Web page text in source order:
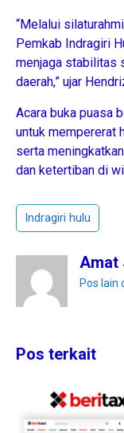
“Melalui
Pemkab Indragiri
menjaga stabilitas
daerah,” ujar
Acara buka puasa
untuk mempererat
serta
dan ketertiban di
Indragiri hulu
Amat
Pos lain
Pos terkait